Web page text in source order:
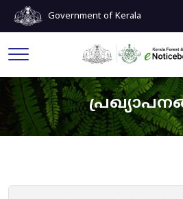
Government of Kerala